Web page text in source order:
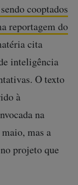
cooptados
reportagem do
cita
inteligência
O texto
à
na
mas a
projeto que